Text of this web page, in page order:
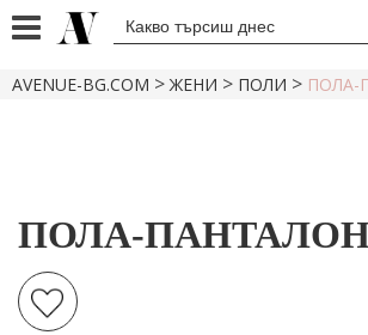
AVENUE-BG.COM >ЖЕНИ > ПОЛИ > ПОЛА-
ПОЛА-ПАНТАЛОН